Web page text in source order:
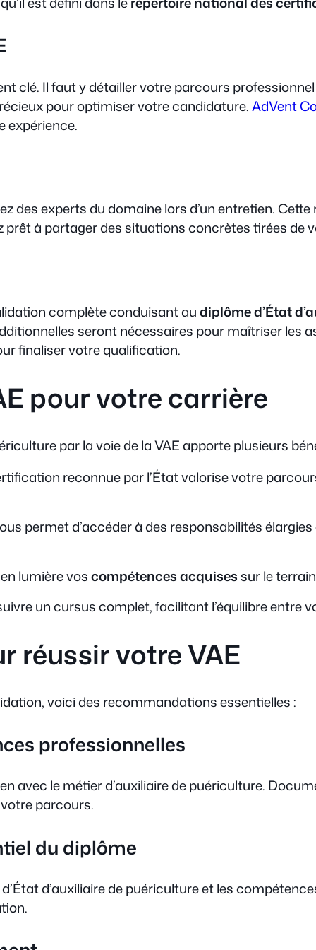
clé. Il faut y détailler votre parcours
pour optimiser votre candidature.AdVent
expérience.
des experts du domaine lors d’un entretien.
à partager des situations concrètes tirées de
complète conduisant audiplôme d’État
seront nécessaires pour maîtriser les
finaliser votre qualification.
pour votre carrière
par la voie de la VAE apporte plusieurs
reconnue par l’État valorise votre
permet d’accéder à des responsabilités
lumière voscompétences acquisessur le
un cursus complet, facilitant l’équilibre entre
réussir votre VAE
voici des recommandations essentielles :
professionnelles
avec le métier d’auxiliaire de puériculture.
parcours.
du diplôme
d’auxiliaire de puériculture et les